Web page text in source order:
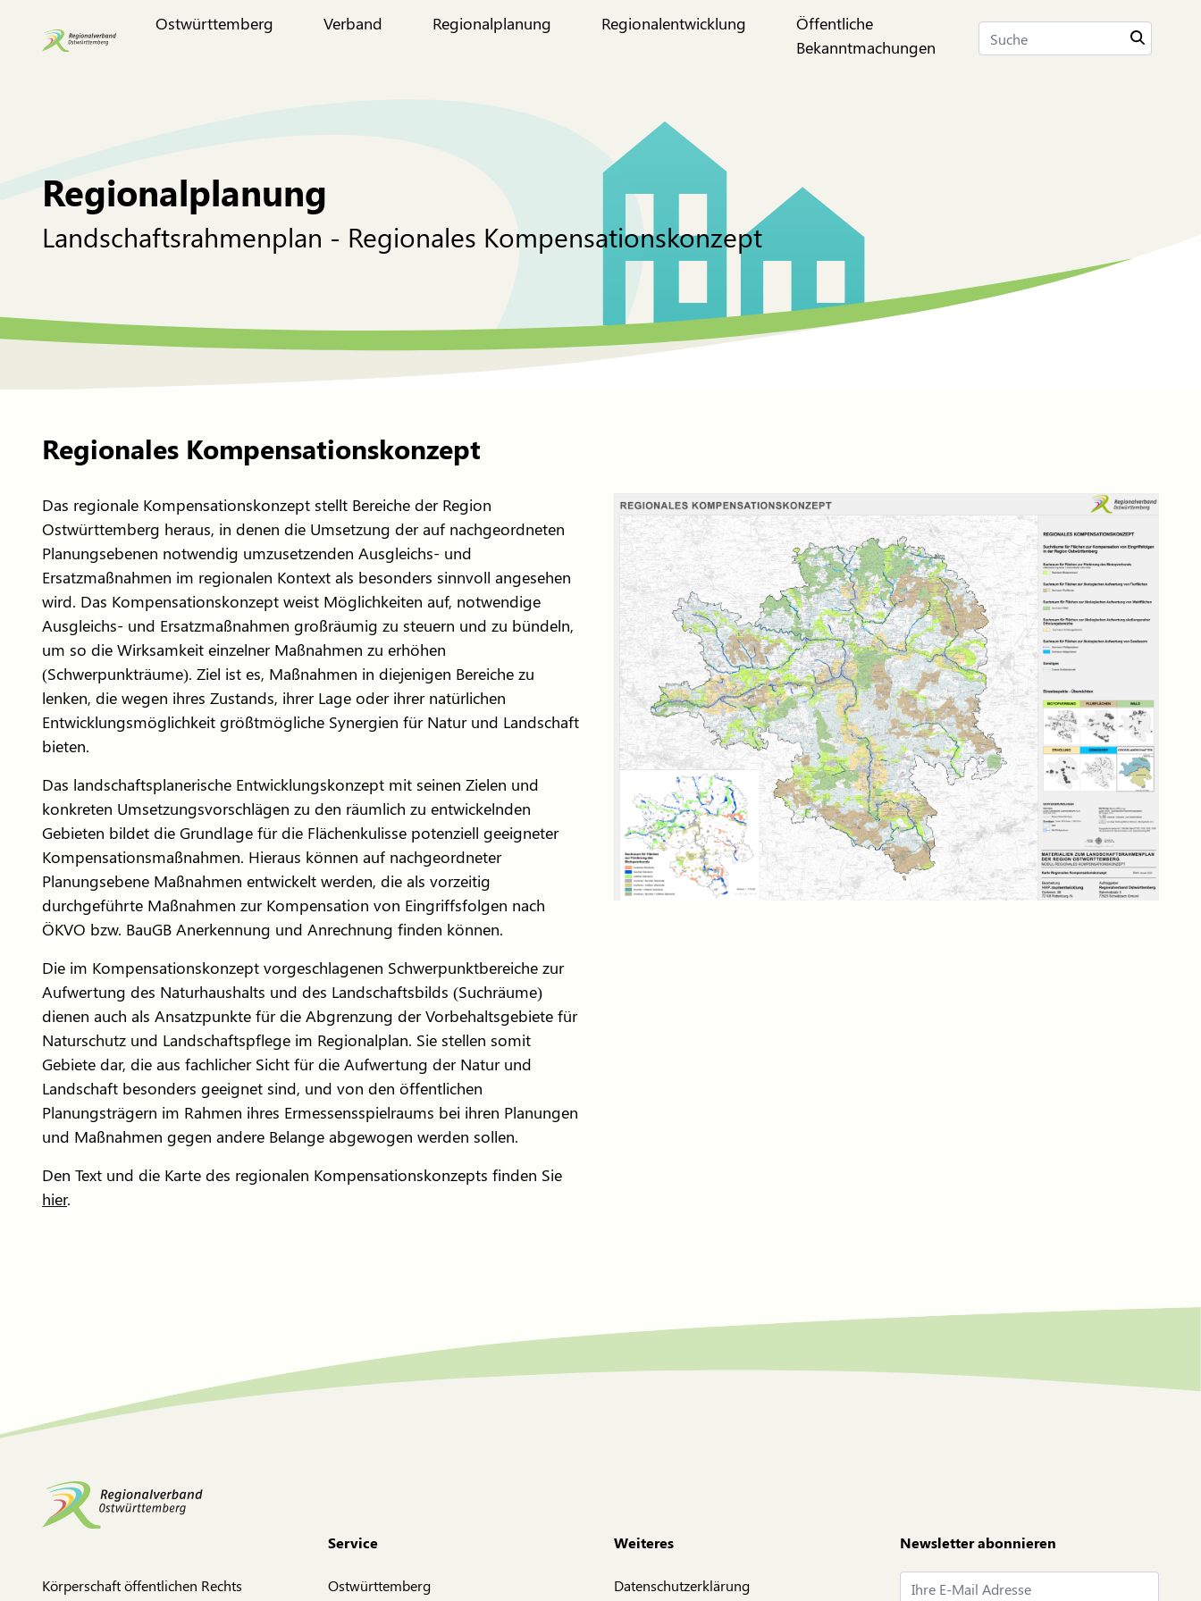
Ostwürttemberg Verband Regionalplanung Regionalentwicklung
Öffentliche
Bekanntmachungen
Suche
Regionalplanung
Landschaftsrahmenplan - Regionales Kompensationskonzept
Regionales Kompensationskonzept
Das regionale Kompensationskonzept stellt Bereiche der Region
Ostwürttemberg heraus, in denen die Umsetzung der auf nachgeordneten
Planungsebenen notwendig umzusetzenden Ausgleichs- und
Ersatzmaßnahmen im regionalen Kontext als besonders sinnvoll angesehen
wird. Das Kompensationskonzept weist Möglichkeiten auf, notwendige
Ausgleichs- und Ersatzmaßnahmen großräumig zu steuern und zu bündeln,
um so die Wirksamkeit einzelner Maßnahmen zu erhöhen
(Schwerpunkträume). Ziel ist es, Maßnahmen in diejenigen Bereiche zu
lenken, die wegen ihres Zustands, ihrer Lage oder ihrer natürlichen
Entwicklungsmöglichkeit größtmögliche Synergien für Natur und Landschaft
bieten.
Das landschaftsplanerische Entwicklungskonzept mit seinen Zielen und
konkreten Umsetzungsvorschlägen zu den räumlich zu entwickelnden
Gebieten bildet die Grundlage für die Flächenkulisse potenziell geeigneter
Kompensationsmaßnahmen. Hieraus können auf nachgeordneter
Planungsebene Maßnahmen entwickelt werden, die als vorzeitig
durchgeführte Maßnahmen zur Kompensation von Eingriffsfolgen nach
ÖKVO bzw. BauGB Anerkennung und Anrechnung finden können.
Die im Kompensationskonzept vorgeschlagenen Schwerpunktbereiche zur
Aufwertung des Naturhaushalts und des Landschaftsbilds (Suchräume)
dienen auch als Ansatzpunkte für die Abgrenzung der Vorbehaltsgebiete für
Naturschutz und Landschaftspflege im Regionalplan. Sie stellen somit
Gebiete dar, die aus fachlicher Sicht für die Aufwertung der Natur und
Landschaft besonders geeignet sind, und von den öffentlichen
Planungsträgern im Rahmen ihres Ermessensspielraums bei ihren Planungen
und Maßnahmen gegen andere Belange abgewogen werden sollen.
Den Text und die Karte des regionalen Kompensationskonzepts finden Sie
hier.
Körperschaft öffentlichen Rechts
Service
Ostwürttemberg
Weiteres
Datenschutzerklärung
Newsletter abonnieren
E-Mail*